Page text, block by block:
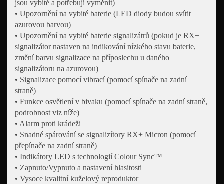
jsou vybité a potřebují vyměnit)
• Upozornění na vybité baterie (LED diody budou svítit
azurovou barvou)
• Upozornění na vybité baterie signalizátrů (pokud je RX+
signalizátor nastaven na indikování nízkého stavu baterie,
změní barvu signalizace na příposlechu u daného
signalizátoru na azurovou)
• Signalizace pomocí vibrací (pomocí spínače na zadní
straně)
• Funkce osvětlení v bivaku (pomocí spínače na zadní straně,
podrobnost viz níže)
• Alarm proti krádeži
• Snadné spárování se signalizítory RX+ Micron (pomocí
přepínače na zadní straně)
• Indikátory LED s technologií Colour Sync™
• Zapnuto/Vypnuto a nastavení hlasitosti
• Vysoce kvalitní kuželový reproduktor